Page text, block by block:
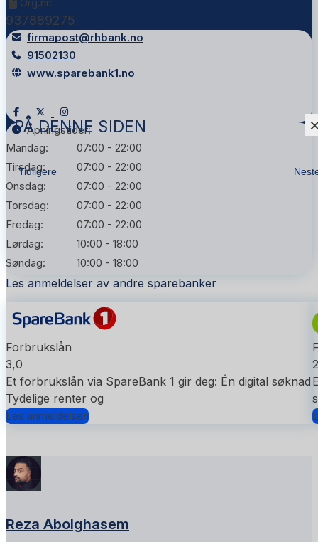
PÅ DENNE SIDEN
Tidligere
937889275
firmapost@rhbank.no
91502130
www.sparebank1.no
Åpningstider:
Mandag:
07:00 - 22:00
Tirsdag:
07:00 - 22:00
Onsdag:
07:00 - 22:00
Torsdag:
07:00 - 22:00
Fredag:
07:00 - 22:00
Lørdag:
10:00 - 18:00
Søndag:
10:00 - 18:00
Les anmeldelser av andre sparebanker
Forbrukslån
3,0
Et forbrukslån via SpareBank 1 gir deg: Én digital søknad
Tydelige renter og
Les anmeldelsen
Reza Abolghasem